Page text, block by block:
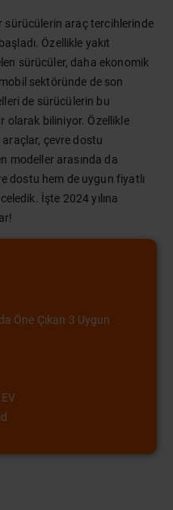
sürücülerin araç tercihlerinde
Özellikle yakıt
sürücüler, daha ekonomik
sektöründe de son
de sürücülerin bu
olarak biliniyor. Özellikle
araçlar, çevre dostu
modeller arasında da
dostu hem de uygun fiyatlı
İşte 2024 yılına
Öne Çıkan 3 Uygun